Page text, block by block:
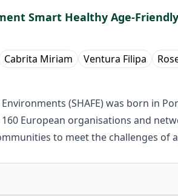
Smart Healthy Age-
Cabrita Miriam Ventura Filipa
(SHAFE) was born in
European organisations and
to meet the challenges of